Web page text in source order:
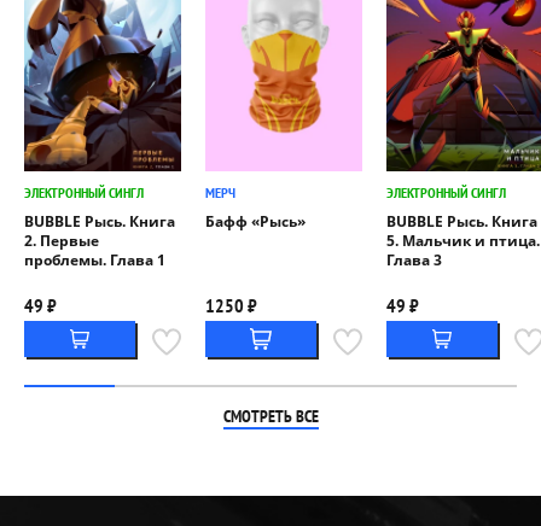
ЭЛЕКТРОННЫЙ СИНГЛ
BUBBLE Рысь. Книга
2. Первые
проблемы. Глава 1
49 ₽
МЕРЧ
Бафф «Рысь»
1250 ₽
ЭЛЕКТРОННЫЙ СИНГЛ
BUBBLE Рысь. Книга
5. Мальчик и птица.
Глава 3
49 ₽
СМОТРЕТЬ ВСЕ